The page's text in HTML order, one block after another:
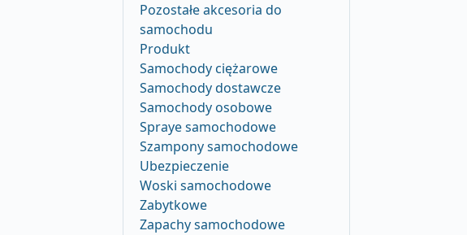
Pozostałe akcesoria do
samochodu
Produkt
Samochody ciężarowe
Samochody dostawcze
Samochody osobowe
Spraye samochodowe
Szampony samochodowe
Ubezpieczenie
Woski samochodowe
Zabytkowe
Zapachy samochodowe